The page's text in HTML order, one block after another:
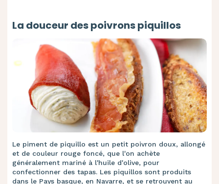
La douceur des poivrons piquillos
Le piment de piquillo est un petit poivron doux, allongé
et de couleur rouge foncé, que l'on achète
généralement mariné à l'huile d'olive, pour
confectionner des tapas. Les piquillos sont produits
dans le Pays basque, en Navarre, et se retrouvent au